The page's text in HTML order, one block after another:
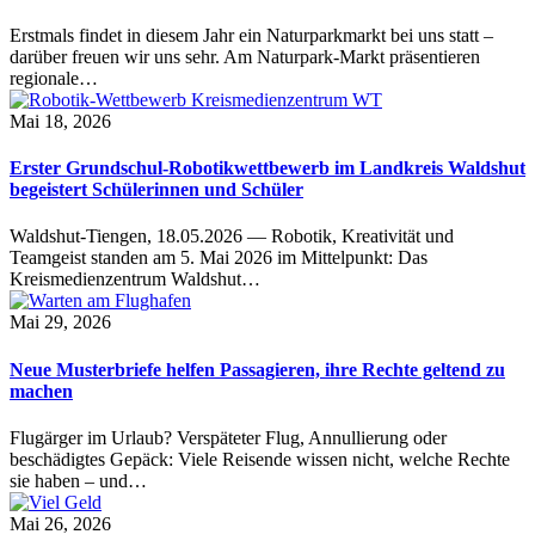
Erstmals findet in diesem Jahr ein Naturparkmarkt bei uns statt –
darüber freuen wir uns sehr. Am Naturpark-Markt präsentieren
regionale…
Mai 18, 2026
Erster Grundschul-Robotikwettbewerb im Landkreis Waldshut
begeistert Schülerinnen und Schüler
Waldshut-Tiengen, 18.05.2026 — Robotik, Kreativität und
Teamgeist standen am 5. Mai 2026 im Mittelpunkt: Das
Kreismedienzentrum Waldshut…
Mai 29, 2026
Neue Musterbriefe helfen Passagieren, ihre Rechte geltend zu
machen
Flugärger im Urlaub? Verspäteter Flug, Annullierung oder
beschädigtes Gepäck: Viele Reisende wissen nicht, welche Rechte
sie haben – und…
Mai 26, 2026